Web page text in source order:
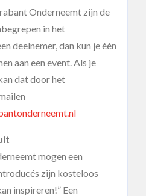
Onderneemt zijn de
in het
deelnemer, dan kun je één
aan een event. Als je
dat door het
mogen een
zijn kosteloos
inspireren!” Een